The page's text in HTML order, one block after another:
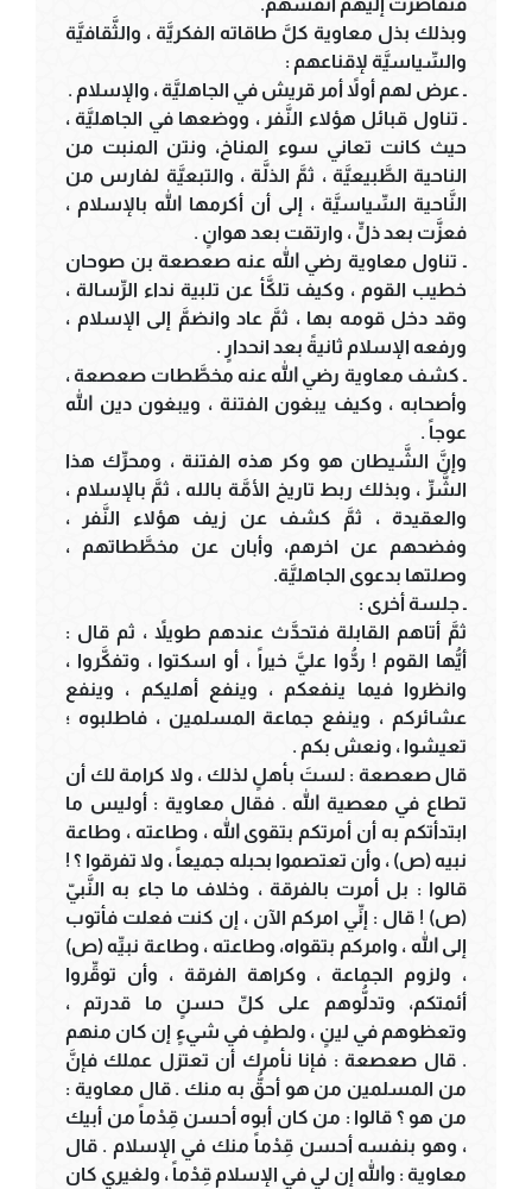
فتقاصرت إليهم أنفسهم.
وبذلك بذل معاوية كلَّ طاقاته الفكريَّة ، والثَّقافيَّة
والسِّياسيَّة لإقناعهم :
ـ عرض لهم أولاً أمر قريش في الجاهليَّة ، والإسلام .
ـ تناول قبائل هؤلاء النَّفر ، ووضعها في الجاهليَّة ،
حيث كانت تعاني سوء المناخ، ونتن المنبت من
الناحية الطَّبيعيَّة ، ثمَّ الذلَّة ، والتبعيَّة لفارس من
النَّاحية السِّياسيَّة ، إلى أن أكرمها الله بالإسلام ،
فعزَّت بعد ذلٍّ ، وارتقت بعد هوانٍ .
ـ تناول معاوية رضي الله عنه صعصعة بن صوحان
خطيب القوم ، وكيف تلكَّأ عن تلبية نداء الرِّسالة ،
وقد دخل قومه بها ، ثمَّ عاد وانضمَّ إلى الإسلام ،
ورفعه الإسلام ثانيةً بعد انحدارٍ .
ـ كشف معاوية رضي الله عنه مخطَّطات صعصعة ،
وأصحابه ، وكيف يبغون الفتنة ، ويبغون دين الله
عوجاً .
وإنَّ الشَّيطان هو وكر هذه الفتنة ، ومحرِّك هذا
الشَّرِّ ، وبذلك ربط تاريخ الأمَّة بالله ، ثمَّ بالإسلام ،
والعقيدة ، ثمَّ كشف عن زيف هؤلاء النَّفر ،
وفضحهم عن اخرهم، وأبان عن مخطَّطاتهم ،
وصلتها بدعوى الجاهليَّة.
ـ جلسة أخرى :
ثمَّ أتاهم القابلة فتحدَّث عندهم طويلاً ، ثم قال :
أيُّها القوم ! ردُّوا عليَّ خيراً ، أو اسكتوا ، وتفكَّروا ،
وانظروا فيما ينفعكم ، وينفع أهليكم ، وينفع
عشائركم ، وينفع جماعة المسلمين ، فاطلبوه ؛
تعيشوا ، ونعش بكم .
قال صعصعة : لستَ بأهلٍ لذلك ، ولا كرامة لك أن
تطاع في معصية الله . فقال معاوية : أوليس ما
ابتدأتكم به أن أمرتكم بتقوى الله ، وطاعته ، وطاعة
نبيه (ص) ، وأن تعتصموا بحبله جميعاً ، ولا تفرقوا ؟ !
قالوا : بل أمرت بالفرقة ، وخلاف ما جاء به النَّبيّ
(ص) ! قال : إنِّي امركم الآن ، إن كنت فعلت فأتوب
إلى الله ، وامركم بتقواه، وطاعته ، وطاعة نبيِّه (ص)
، ولزوم الجماعة ، وكراهة الفرقة ، وأن توقِّروا
أئمتكم، وتدلُّوهم على كلِّ حسنٍ ما قدرتم ،
وتعظوهم في لينٍ ، ولطفٍ في شيءٍ إن كان منهم
. قال صعصعة : فإنا نأمرك أن تعتزل عملك فإنَّ
من المسلمين من هو أحقُّ به منك . قال معاوية :
من هو ؟ قالوا : من كان أبوه أحسن قِدْماً من أبيك
، وهو بنفسه أحسن قِدْماً منك في الإسلام . قال
معاوية : والله إن لي في الإسلام قِدْماً ، ولغيري كان